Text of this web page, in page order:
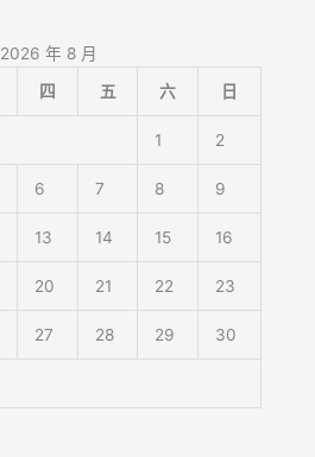
2026 年 8 月
四 五 六 日
1 2
6 7 8 9
13 14 15 16
20 21 22 23
27 28 29 30